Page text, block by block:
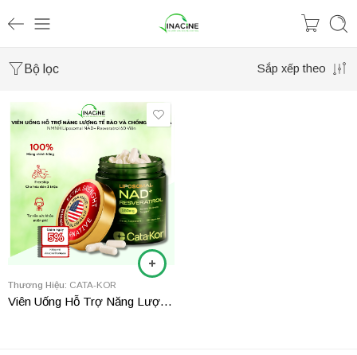
Bộ lọc Sắp xếp theo
Thương Hiệu: CATA-KOR
Viên Uống Hỗ Trợ Năng Lượng Tế Bào & Chống Lão Hóa NMNH Liposomal NAD+ Resveratrol 60 Viên